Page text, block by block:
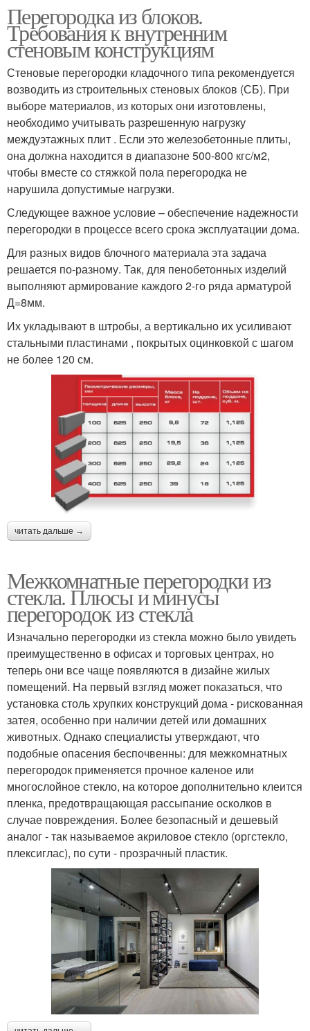
Перегородка из блоков.
Требования к внутренним
стеновым конструкциям
Стеновые перегородки кладочного типа рекомендуется
возводить из строительных стеновых блоков (СБ). При
выборе материалов, из которых они изготовлены,
необходимо учитывать разрешенную нагрузку
междуэтажных плит . Если это железобетонные плиты,
она должна находится в диапазоне 500-800 кгс/м2,
чтобы вместе со стяжкой пола перегородка не
нарушила допустимые нагрузки.
Следующее важное условие – обеспечение надежности
перегородки в процессе всего срока эксплуатации дома.
Для разных видов блочного материала эта задача
решается по-разному. Так, для пенобетонных изделий
выполняют армирование каждого 2-го ряда арматурой
Д=8мм.
Их укладывают в штробы, а вертикально их усиливают
стальными пластинами , покрытых оцинковкой с шагом
не более 120 см.
читать дальше →
Межкомнатные перегородки из
стекла. Плюсы и минусы
перегородок из стекла
Изначально перегородки из стекла можно было увидеть
преимущественно в офисах и торговых центрах, но
теперь они все чаще появляются в дизайне жилых
помещений. На первый взгляд может показаться, что
установка столь хрупких конструкций дома - рискованная
затея, особенно при наличии детей или домашних
животных. Однако специалисты утверждают, что
подобные опасения беспочвенны: для межкомнатных
перегородок применяется прочное каленое или
многослойное стекло, на которое дополнительно клеится
пленка, предотвращающая рассыпание осколков в
случае повреждения. Более безопасный и дешевый
аналог - так называемое акриловое стекло (оргстекло,
плексиглас), по сути - прозрачный пластик.